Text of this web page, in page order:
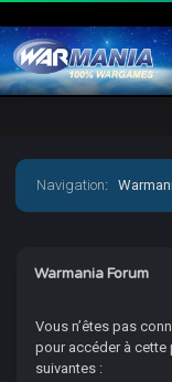
Navigation:
Warmania Forum
Vous n’êtes pas
pour accéder à cette
suivantes :